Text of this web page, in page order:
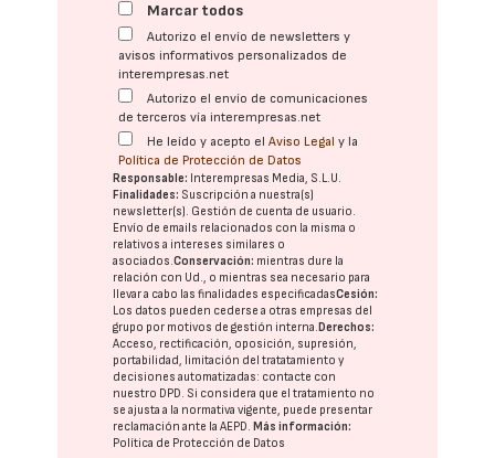
Marcar todos
Autorizo el envío de newsletters y
avisos informativos personalizados de
interempresas.net
Autorizo el envío de comunicaciones
de terceros vía interempresas.net
He leído y acepto elAviso Legal y la
Política de Protección de Datos
Responsable: Interempresas Media, S.L.U.
Finalidades: Suscripción a nuestra(s)
newsletter(s). Gestión de cuenta de usuario.
Envío de emails relacionados con la misma o
relativos a intereses similares o
asociados.Conservación: mientras dure la
relación con Ud., o mientras sea necesario para
llevar a cabo las finalidades especificadasCesión:
Los datos pueden cederse a otras empresas del
grupo por motivos de gestión interna. Derechos:
Acceso, rectificación, oposición, supresión,
portabilidad, limitación del tratatamiento y
decisiones automatizadas: contacte con
nuestro DPD. Si considera que el tratamiento no
se ajusta a la normativa vigente, puede presentar
reclamación ante laAEPD. Más información:
Política de Protección de Datos